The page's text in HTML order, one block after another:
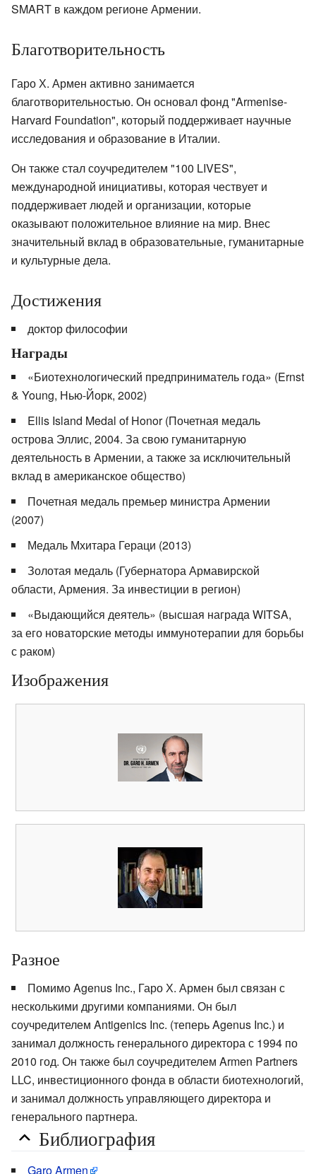
SMART в каждом регионе Армении.
Благотворительность
Гаро Х. Армен активно занимается
благотворительностью. Он основал фонд "Armenise-
Harvard Foundation", который поддерживает научные
исследования и образование в Италии.
Он также стал соучредителем "100 LIVES",
международной инициативы, которая чествует и
поддерживает людей и организации, которые
оказывают положительное влияние на мир. Внес
значительный вклад в образовательные, гуманитарные
и культурные дела.
Достижения
доктор философии
Награды
«Биотехнологический предприниматель года» (Ernst
& Young, Нью-Йорк, 2002)
Ellis Island Medal of Honor (Почетная медаль
острова Эллис, 2004. За свою гуманитарную
деятельность в Армении, а также за исключительный
вклад в американское общество)
Почетная медаль премьер министра Армении
(2007)
Медаль Мхитара Гераци (2013)
Золотая медаль (Губернатора Армавирской
области, Армения. За инвестиции в регион)
«Выдающийся деятель» (высшая награда WITSA,
за его новаторские методы иммунотерапии для борьбы
с раком)
Изображения
Разное
Помимо Agenus Inc., Гаро Х. Армен был связан с
несколькими другими компаниями. Он был
соучредителем Antigenics Inc. (теперь Agenus Inc.) и
занимал должность генерального директора с 1994 по
2010 год. Он также был соучредителем Armen Partners
LLC, инвестиционного фонда в области биотехнологий,
и занимал должность управляющего директора и
генерального партнера.
Библиография
Garo Armen